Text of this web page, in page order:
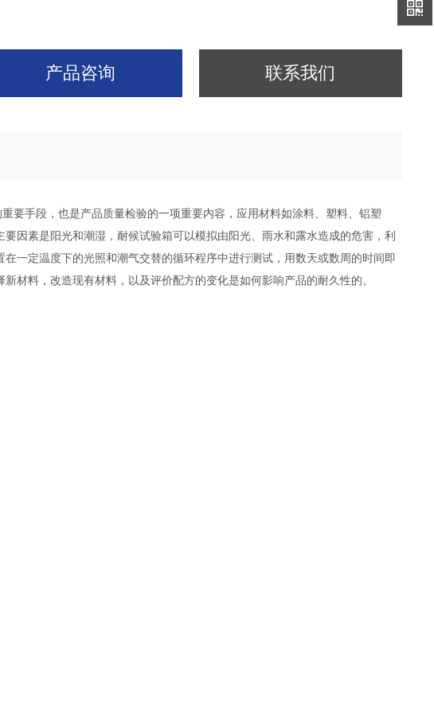
产品咨询 联系我们
要手段，也是产品质量检验的一项重要内容，应用材料如涂料、塑料、铝塑
因素是阳光和潮湿，耐候试验箱可以模拟由阳光、雨水和露水造成的危害，利
一定温度下的光照和潮气交替的循环程序中进行测试，用数天或数周的时间即
材料，改造现有材料，以及评价配方的变化是如何影响产品的耐久性的。